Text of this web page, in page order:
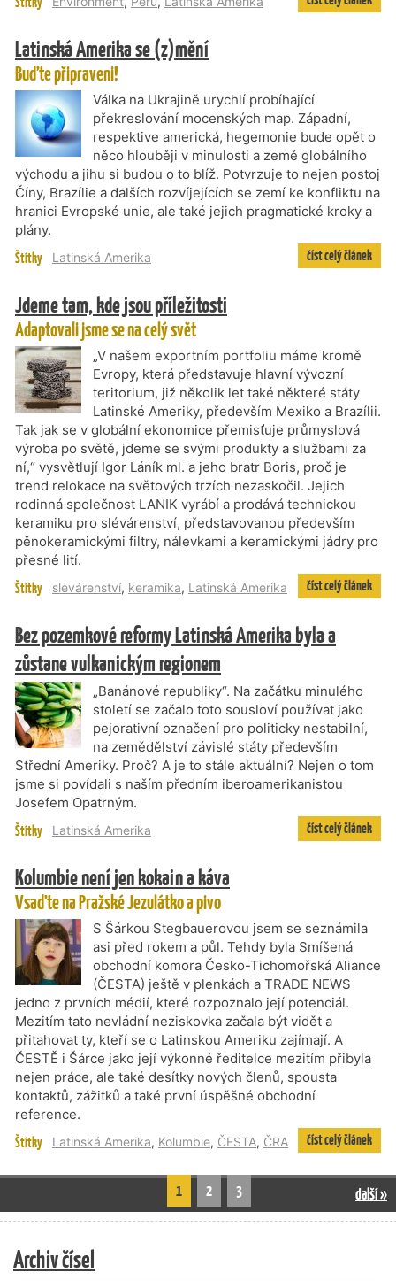
Latinská Amerika se (z)mění
Buďte připraveni!
Válka na Ukrajině urychlí probíhající
překreslování mocenských map. Západní,
respektive americká, hegemonie bude opět o
něco hlouběji v minulosti a země globálního
východu a jihu si budou o to blíž. Potvrzuje to nejen postoj
Číny, Brazílie a dalších rozvíjejících se zemí ke konfliktu na
hranici Evropské unie, ale také jejich pragmatické kroky a
plány.
Štítky Latinská Amerika číst celý článek
Jdeme tam, kde jsou příležitosti
Adaptovali jsme se na celý svět
„V našem exportním portfoliu máme kromě
Evropy, která představuje hlavní vývozní
teritorium, již několik let také některé státy
Latinské Ameriky, především Mexiko a Brazílii.
Tak jak se v globální ekonomice přemisťuje průmyslová
výroba po světě, jdeme se svými produkty a službami za
ní,“ vysvětlují Igor Láník ml. a jeho bratr Boris, proč je
trend relokace na světových trzích nezaskočil. Jejich
rodinná společnost LANIK vyrábí a prodává technickou
keramiku pro slévárenství, představovanou především
pěnokeramickými filtry, nálevkami a keramickými jádry pro
přesné lití.
Štítky slévárenství, keramika, Latinská Amerika číst celý článek
Bez pozemkové reformy Latinská Amerika byla a
zůstane vulkanickým regionem
„Banánové republiky“. Na začátku minulého
století se začalo toto sousloví používat jako
pejorativní označení pro politicky nestabilní,
na zemědělství závislé státy především
Střední Ameriky. Proč? A je to stále aktuální? Nejen o tom
jsme si povídali s naším předním iberoamerikanistou
Josefem Opatrným.
Štítky Latinská Amerika číst celý článek
Kolumbie není jen kokain a káva
Vsaďte na Pražské Jezulátko a pivo
S Šárkou Stegbauerovou jsem se seznámila
asi před rokem a půl. Tehdy byla Smíšená
obchodní komora Česko-Tichomořská Aliance
(ČESTA) ještě v plenkách a TRADE NEWS
jedno z prvních médií, které rozpoznalo její potenciál.
Mezitím tato nevládní neziskovka začala být vidět a
přitahovat ty, kteří se o Latinskou Ameriku zajímají. A
ČESTĚ i Šárce jako její výkonné ředitelce mezitím přibyla
nejen práce, ale také desítky nových členů, spousta
kontaktů, zážitků a také první úspěšné obchodní
reference.
Štítky Latinská Amerika, Kolumbie, ČESTA, ČRA číst celý článek
1 2 3 další »
Archiv čísel